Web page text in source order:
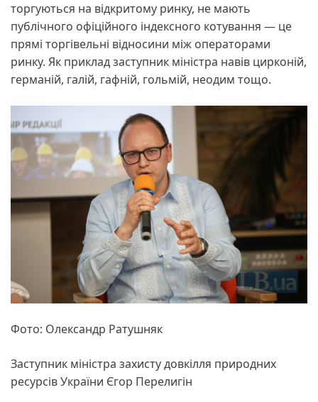
торгуються на відкритому ринку, не мають
публічного офіційного індексного котування — це
прямі торгівельні відносини між операторами
ринку. Як приклад заступник міністра навів цирконій,
германій, галій, гафній, гольмій, неодим тощо.
Фото: Олександр Ратушняк
Заступник міністра захисту довкілля природних
ресурсів України Єгор Перелигін